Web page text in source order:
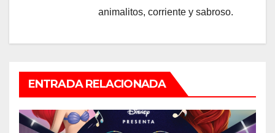
animalitos, corriente y sabroso.
ENTRADA RELACIONADA